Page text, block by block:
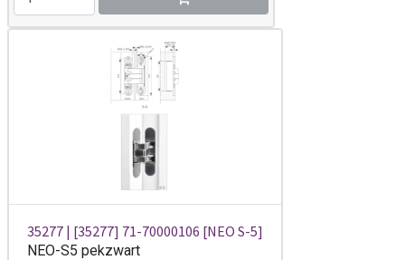
35277 | [35277] 71-70000106 [NEO S-5]
NEO-S5 pekzwart